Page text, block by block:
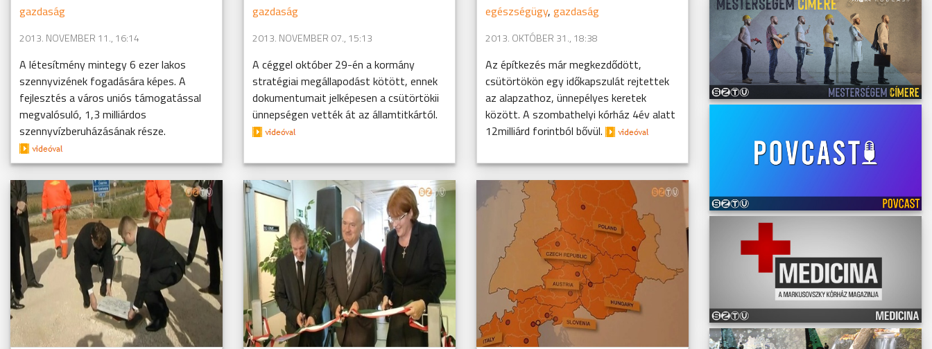
gazdaság
2013. NOVEMBER 11., 16:14
A létesítmény mintegy 6 ezer lakos
szennyvizének fogadására képes. A
fejlesztés a város uniós támogatással
megvalósuló, 1,3 milliárdos
szennyvízberuházásának része.
gazdaság
2013. NOVEMBER 07., 15:13
A céggel október 29-én a kormány
stratégiai megállapodást kötött, ennek
dokumentumait jelképesen a csütörtökii
ünnepségen vették át az államtitkártól.
egészségügy, gazdaság
2013. OKTÓBER 31., 18:38
Az építkezés már megkezdődött,
csütörtökön egy időkapszulát rejtettek
az alapzathoz, ünnepélyes keretek
között. A szombathelyi kórház 4év alatt
12milliárd forintból bővül.